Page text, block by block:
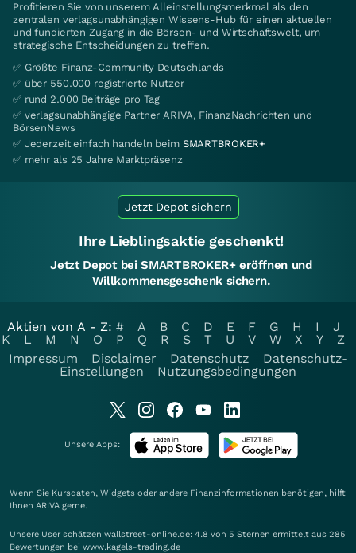
Profitieren Sie von unserem Alleinstellungsmerkmal als den
zentralen verlagsunabhängigen Wissens-Hub für einen aktuellen
und fundierten Zugang in die Börsen- und Wirtschaftswelt, um
strategische Entscheidungen zu treffen.
✅ Größte Finanz-Community Deutschlands
✅ über 550.000 registrierte Nutzer
✅ rund 2.000 Beiträge pro Tag
✅ verlagsunabhängige Partner ARIVA, FinanzNachrichten und
BörsenNews
✅ Jederzeit einfach handeln beim SMARTBROKER+
✅ mehr als 25 Jahre Marktpräsenz
Jetzt Depot sichern
Ihre Lieblingsaktie geschenkt!
Jetzt Depot bei SMARTBROKER+ eröffnen und
Willkommensgeschenk sichern.
Aktien von A - Z: # A B C D E F G H I
J
K
L M N O P Q R S T U V W X Y
Z
Impressum
Disclaimer Datenschutz
Datenschutz-
Einstellungen
Nutzungsbedingungen
Unsere Apps:
Wenn Sie Kursdaten, Widgets oder andere Finanzinformationen benötigen, hilft
Ihnen ARIVA gerne.
Unsere User schätzen wallstreet-online.de: 4.8 von 5 Sternen ermittelt aus 285
Bewertungen bei www.kagels-trading.de